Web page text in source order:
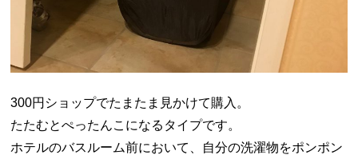
300円ショップでたまたま見かけて購入。
たたむとぺったんこになるタイプです。
ホテルのバスルーム前において、自分の洗濯物をポンポン